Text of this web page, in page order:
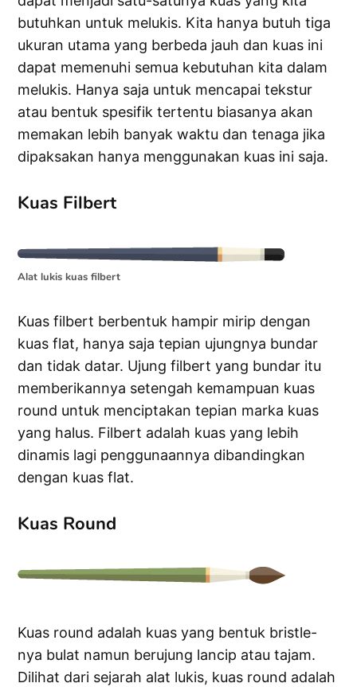
butuhkan untuk melukis. Kita hanya butuh tiga
ukuran utama yang berbeda jauh dan kuas ini
dapat memenuhi semua kebutuhan kita dalam
melukis. Hanya saja untuk mencapai tekstur
atau bentuk spesifik tertentu biasanya akan
memakan lebih banyak waktu dan tenaga jika
dipaksakan hanya menggunakan kuas ini saja.
Kuas Filbert
Alat lukis kuas filbert
Kuas filbert berbentuk hampir mirip dengan
kuas flat, hanya saja tepian ujungnya bundar
dan tidak datar. Ujung filbert yang bundar itu
memberikannya setengah kemampuan kuas
round untuk menciptakan tepian marka kuas
yang halus. Filbert adalah kuas yang lebih
dinamis lagi penggunaannya dibandingkan
dengan kuas flat.
Kuas Round
Kuas round adalah kuas yang bentuk bristle-
nya bulat namun berujung lancip atau tajam.
Dilihat dari sejarah alat lukis, kuas round adalah